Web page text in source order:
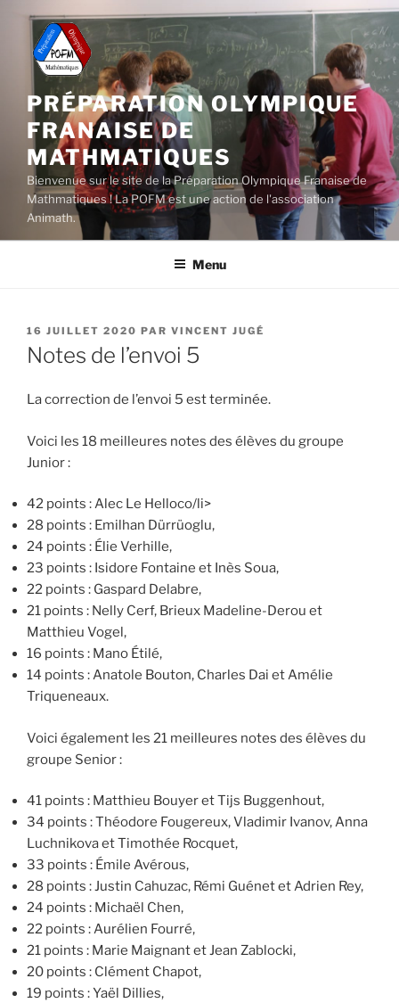
contenu
principal
PRÉPARATION OLYMPIQUE
FRANAISE DE
MATHMATIQUES
Bienvenue sur le site de la Préparation Olympique Franaise de
Mathmatiques ! La POFM est une action de l'association
Animath.
Menu
PUBLIÉ
LE
16 JUILLET 2020 PAR VINCENT JUGÉ
Notes de l’envoi 5
La correction de l’envoi 5 est terminée.
Voici les 18 meilleures notes des élèves du groupe
Junior :
42 points : Alec Le Helloco/li>
28 points : Emilhan Dürrüoglu,
24 points : Élie Verhille,
23 points : Isidore Fontaine et Inès Soua,
22 points : Gaspard Delabre,
21 points : Nelly Cerf, Brieux Madeline-Derou et
Matthieu Vogel,
16 points : Mano Étilé,
14 points : Anatole Bouton, Charles Dai et Amélie
Triqueneaux.
Voici également les 21 meilleures notes des élèves du
groupe Senior :
41 points : Matthieu Bouyer et Tijs Buggenhout,
34 points : Théodore Fougereux, Vladimir Ivanov, Anna
Luchnikova et Timothée Rocquet,
33 points : Émile Avérous,
28 points : Justin Cahuzac, Rémi Guénet et Adrien Rey,
24 points : Michaël Chen,
22 points : Aurélien Fourré,
21 points : Marie Maignant et Jean Zablocki,
20 points : Clément Chapot,
19 points : Yaël Dillies,